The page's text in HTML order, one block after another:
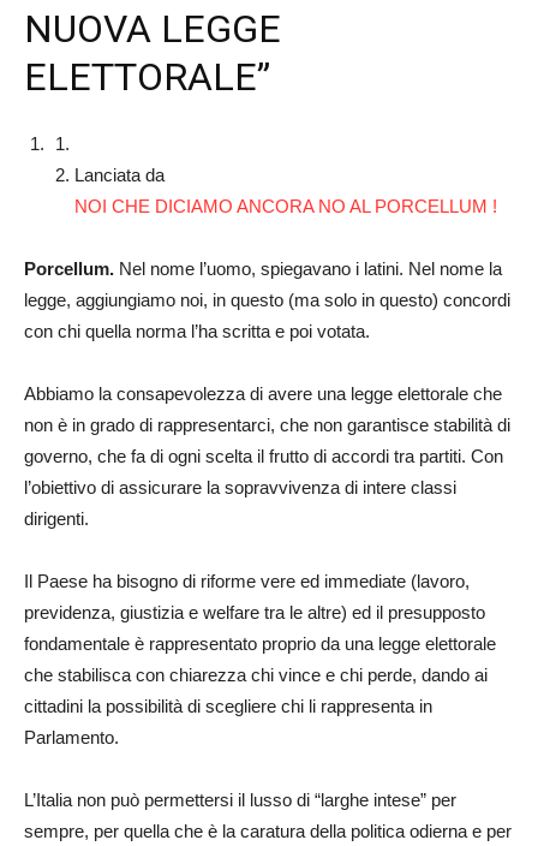
NUOVA LEGGE
ELETTORALE”
Lanciata da
NOI CHE DICIAMO ANCORA NO AL PORCELLUM !
Porcellum. Nel nome l’uomo, spiegavano i latini. Nel nome la
legge, aggiungiamo noi, in questo (ma solo in questo) concordi
con chi quella norma l’ha scritta e poi votata.
Abbiamo la consapevolezza di avere una legge elettorale che
non è in grado di rappresentarci, che non garantisce stabilità di
governo, che fa di ogni scelta il frutto di accordi tra partiti. Con
l’obiettivo di assicurare la sopravvivenza di intere classi
dirigenti.
Il Paese ha bisogno di riforme vere ed immediate (lavoro,
previdenza, giustizia e welfare tra le altre) ed il presupposto
fondamentale è rappresentato proprio da una legge elettorale
che stabilisca con chiarezza chi vince e chi perde, dando ai
cittadini la possibilità di scegliere chi li rappresenta in
Parlamento.
L’Italia non può permettersi il lusso di “larghe intese” per
sempre, per quella che è la caratura della politica odierna e per